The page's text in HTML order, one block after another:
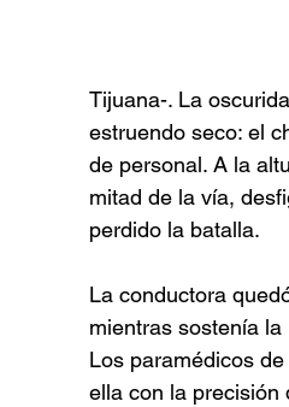
Tijuana-. La
estruendo seco: el
de personal. A la
mitad de la vía,
perdido la batalla.
La conductora
mientras sostenía
Los paramédicos
ella con la precisión